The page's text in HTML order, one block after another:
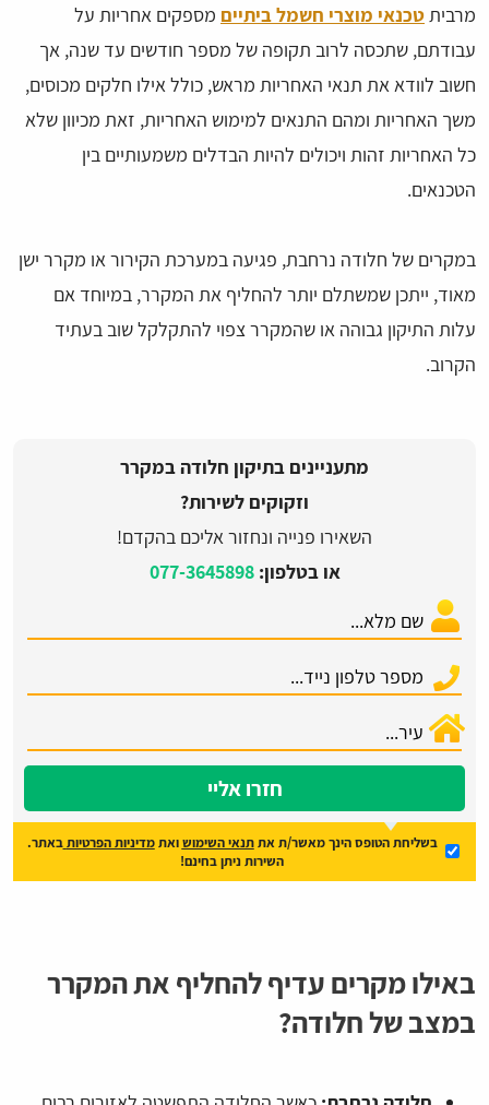
מרביתטכנאי מוצרי חשמל ביתיים מספקים אחריות על
עבודתם, שתכסה לרוב תקופה של מספר חודשים עד שנה, אך
חשוב לוודא את תנאי האחריות מראש, כולל אילו חלקים מכוסים,
משך האחריות ומהם התנאים למימוש האחריות, זאת מכיוון שלא
כל האחריות זהות ויכולים להיות הבדלים משמעותיים בין
הטכנאים.
במקרים של חלודה נרחבת, פגיעה במערכת הקירור או מקרר ישן
מאוד, ייתכן שמשתלם יותר להחליף את המקרר, במיוחד אם
עלות התיקון גבוהה או שהמקרר צפוי להתקלקל שוב בעתיד
הקרוב.
מתעניינים בתיקון חלודה במקרר
וזקוקים לשירות?
השאירו פנייה ונחזור אליכם בהקדם!
או בטלפון:077-3645898
חזרו אליי
בשליחת הטופס הינך מאשר/ת אתתנאי השימושואתמדיניות הפרטיות באתר.
השירות ניתן בחינם!
באילו מקרים עדיף להחליף את המקרר
במצב של חלודה?